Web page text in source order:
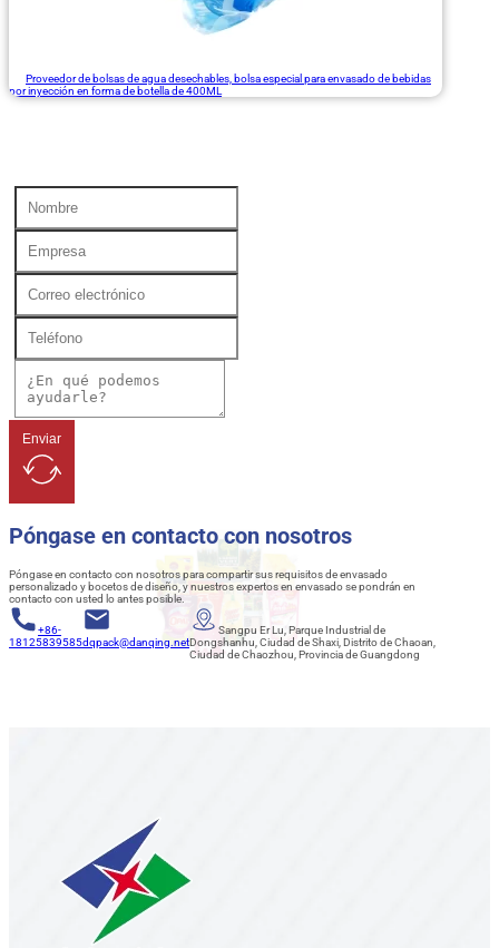
Proveedor de bolsas de agua desechables, bolsa especial para envasado de bebidas
por inyección en forma de botella de 400ML
Enviar
Póngase en contacto con nosotros
Póngase en contacto con nosotros para compartir sus requisitos de envasado
personalizado y bocetos de diseño, y nuestros expertos en envasado se pondrán en
contacto con usted lo antes posible.
+86-
18125839585dqpack@danqing.net
Sangpu Er Lu, Parque Industrial de
Dongshanhu, Ciudad de Shaxi, Distrito de Chaoan,
Ciudad de Chaozhou, Provincia de Guangdong